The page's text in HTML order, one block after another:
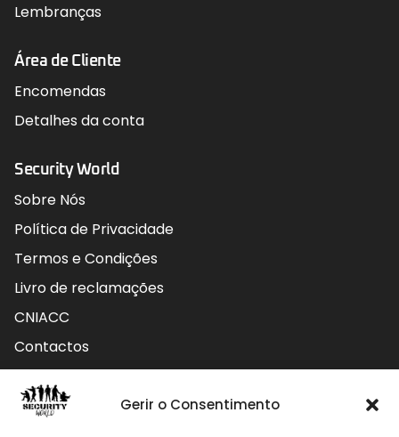
Gerir o Consentimento
Lembranças
Área de Cliente
Encomendas
Detalhes da conta
Security World
Sobre Nós
Política de Privacidade
Termos e Condições
Livro de reclamações
CNIACC
Contactos
Contactos